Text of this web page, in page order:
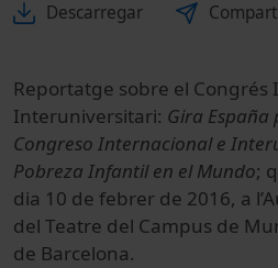
Descarregar
Reportatge sobre el Congrés
Interuniversitari: Gira
Congreso Internacional e
Pobreza Infantil en el Mundo;
dia 10 de febrer de 2016, a
del Teatre del Campus de
de Barcelona.